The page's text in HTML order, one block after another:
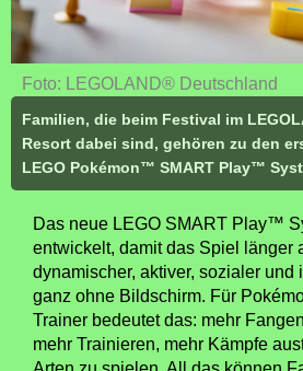
Foto: LEGOLAND® Deutschland
Familien, die beim Festival im
Resort dabei sind, gehören zu den
LEGO Pokémon™ SMART Play™
Das neue LEGO SMART Play™
entwickelt, damit das Spiel länger
dynamischer, aktiver, sozialer und
ganz ohne Bildschirm. Für
Trainer bedeutet das: mehr
mehr Trainieren, mehr Kämpfe